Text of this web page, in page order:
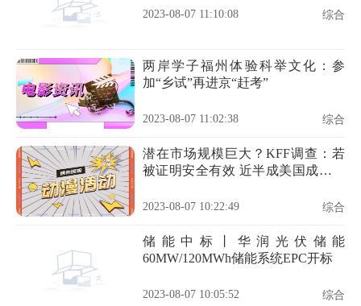
2023-08-07 11:10:08 综合
两岸学子福州体验科举文化：参
加“乡试”再进京“赶考”
2023-08-07 11:02:38 综合
潜在市场规模巨大？KFF调查：若
被证明安全有效 近半成美国成年人
2023-08-07 10:22:49 综合
储能中标丨华润光伏储能
60MW/120MWh储能系统EPC开标
2023-08-07 10:05:52 综合